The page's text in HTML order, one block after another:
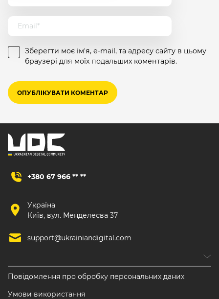
Зберегти моє ім'я, e-mail, та адресу сайту в цьому
браузері для моїх подальших коментарів.
+380 67 966 ** **
Україна
Київ, вул. Менделеєва 37
support@ukrainiandigital.com
Повідомлення про обробку персональних даних
Умови використання